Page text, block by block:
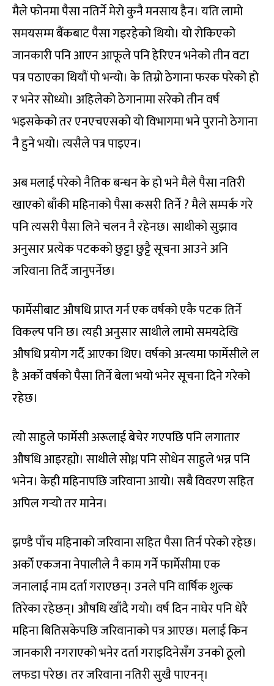
मैले फोनमा पैसा नतिर्ने मेरो कुनै मनसाय हैन। यति लामो
समयसम्म बैंकबाट पैसा गइरहेको थियो। यो रोकिएको
जानकारी पनि आएन आफूले पनि हेरिएन भनेको तीन वटा
पत्र पठाएका थियौं पो भन्यो। के तिम्रो ठेगाना फरक परेको हो
र भनेर सोध्यो। अहिलेको ठेगानामा सरेको तीन वर्ष
भइसकेको तर एनएचएसको यो विभागमा भने पुरानो ठेगाना
नै हुने भयो। त्यसैले पत्र पाइएन।
अब मलाई परेको नैतिक बन्धन के हो भने मैले पैसा नतिरी
खाएको बाँकी महिनाको पैसा कसरी तिर्ने ? मैले सम्पर्क गरे
पनि त्यसरी पैसा लिने चलन नै रहेनछ। साथीको सुझाव
अनुसार प्रत्येक पटकको छुट्टा छुट्टै सूचना आउने अनि
जरिवाना तिर्दै जानुपर्नेछ।
फार्मेसीबाट औषधि प्राप्त गर्न एक वर्षको एकै पटक तिर्ने
विकल्प पनि छ। त्यही अनुसार साथीले लामो समयदेखि
औषधि प्रयोग गर्दै आएका थिए। वर्षको अन्त्यमा फार्मेसीले ल
है अर्को वर्षको पैसा तिर्ने बेला भयो भनेर सूचना दिने गरेको
रहेछ।
त्यो साहुले फार्मेसी अरूलाई बेचेर गएपछि पनि लगातार
औषधि आइरह्यो। साथीले सोध्न पनि सोधेन साहुले भन्न पनि
भनेन। केही महिनापछि जरिवाना आयो। सबै विवरण सहित
अपिल गर्‍यो तर मानेन।
झण्डै पाँच महिनाको जरिवाना सहित पैसा तिर्न परेको रहेछ।
अर्को एकजना नेपालीले नै काम गर्ने फार्मेसीमा एक
जनालाई नाम दर्ता गराएछन्। उनले पनि वार्षिक शुल्क
तिरेका रहेछन्। औषधि खाँदै गयो। वर्ष दिन नाघेर पनि धेरै
महिना बितिसकेपछि जरिवानाको पत्र आएछ। मलाई किन
जानकारी नगराएको भनेर दर्ता गराइदिनेसँग उनको ठूलो
लफडा परेछ। तर जरिवाना नतिरी सुखै पाएनन्।